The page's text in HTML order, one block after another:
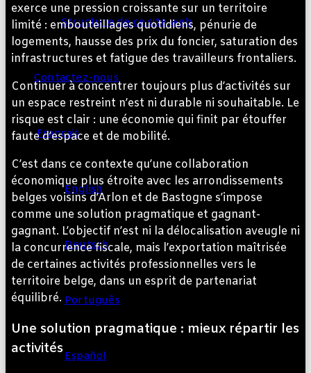
Structure de ce site web
Contactez-nous
Français
English
Deutsch
Português
Español
exerce une pression croissante sur un territoire
limité : embouteillages quotidiens, pénurie de
logements, hausse des prix du foncier, saturation des
infrastructures et fatigue des travailleurs frontaliers.
Continuer à concentrer toujours plus d’activités sur
un espace restreint n’est ni durable ni souhaitable. Le
risque est clair : une économie qui finit par étouffer
faute d’espace et de mobilité.
C’est dans ce contexte qu’une collaboration
économique plus étroite avec les arrondissements
belges voisins d’Arlon et de Bastogne s’impose
comme une solution pragmatique et gagnant-
gagnant. L’objectif n’est ni la délocalisation aveugle ni
la concurrence fiscale, mais l’exportation maîtrisée
de certaines activités professionnelles vers le
territoire belge, dans un esprit de partenariat
équilibré.
Une solution pragmatique : mieux répartir les
activités